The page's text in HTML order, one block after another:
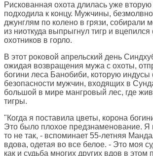
Рискованная охота длилась уже
подходила к концу. Мужчины,
джунглям по колено в грязи, собирали
из ниоткуда выпрыгнул тигр и вцепился
охотников в горло.
В этот роковой апрельский день
ожидая возвращения мужа с охоты,
богини леса Банобиби, которую
безопасности мужчин, входящих в
большой в мире мангровый лес, где
тигры.
"Когда я поставила цветы, корона
Это было плохое предзнаменование. Я
то не так, - вспоминает 55-летняя
вдова, одетая во все белое. - Это моя
как и судьба многих других вдов в этом